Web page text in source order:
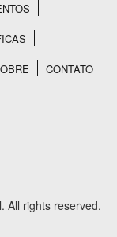
CONTATO
All rights reserved.